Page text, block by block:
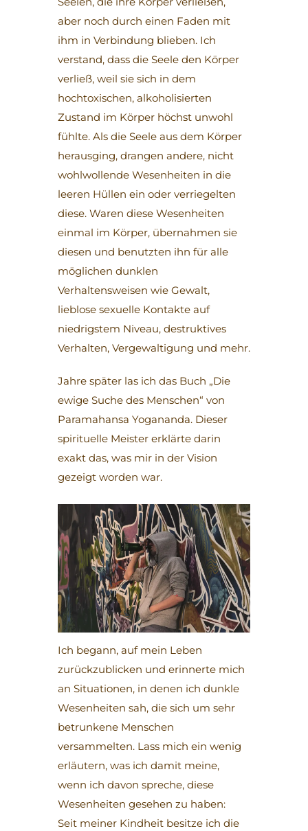
aber noch durch einen Faden mit
ihm in Verbindung blieben. Ich
verstand, dass die Seele den Körper
verließ, weil sie sich in dem
hochtoxischen, alkoholisierten
Zustand im Körper höchst unwohl
fühlte. Als die Seele aus dem Körper
herausging, drangen andere, nicht
wohlwollende Wesenheiten in die
leeren Hüllen ein oder verriegelten
diese. Waren diese Wesenheiten
einmal im Körper, übernahmen sie
diesen und benutzten ihn für alle
möglichen dunklen
Verhaltensweisen wie Gewalt,
lieblose sexuelle Kontakte auf
niedrigstem Niveau, destruktives
Verhalten, Vergewaltigung und mehr.
Jahre später las ich das Buch „Die
ewige Suche des Menschen“ von
Paramahansa Yogananda. Dieser
spirituelle Meister erklärte darin
exakt das, was mir in der Vision
gezeigt worden war.
Ich begann, auf mein Leben
zurückzublicken und erinnerte mich
an Situationen, in denen ich dunkle
Wesenheiten sah, die sich um sehr
betrunkene Menschen
versammelten. Lass mich ein wenig
erläutern, was ich damit meine,
wenn ich davon spreche, diese
Wesenheiten gesehen zu haben:
Seit meiner Kindheit besitze ich die